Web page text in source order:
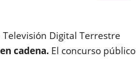
Digital Terrestre
cadena.El concurso público